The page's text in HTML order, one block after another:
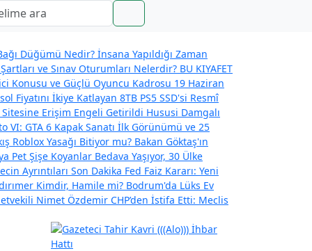
Düğümü Nedir? İnsana Yapıldığı Zaman
ve Sınav Oturumları Nelerdir? BU KIYAFET
Konusu ve Güçlü Oyuncu Kadrosu 19 Haziran
Fiyatını İkiye Katlayan 8TB PS5 SSD'si Resmî
Erişim Engeli Getirildi Hususi Damgalı
VI: GTA 6 Kapak Sanatı İlk Görünümü ve 25
Roblox Yasağı Bitiyor mu? Bakan Göktaş'ın
Pet Şişe Koyanlar Bedava Yaşıyor, 30 Ülke
Ayrıntıları Son Dakika Fed Faiz Kararı: Yeni
Kimdir, Hamile mi? Bodrum'da Lüks Ev
Nimet Özdemir CHP’den İstifa Etti: Meclis